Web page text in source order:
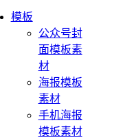
模板
公众号封
面模板素
材
海报模板
素材
手机海报
模板素材